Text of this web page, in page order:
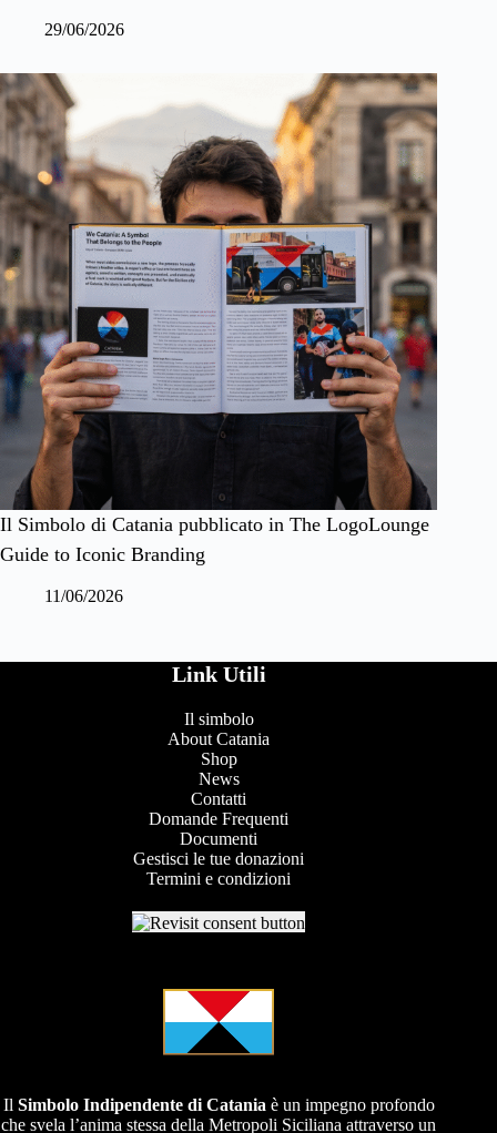
29/06/2026
Il Simbolo di Catania pubblicato in The LogoLounge
Guide to Iconic Branding
11/06/2026
Link Utili
Il simbolo
About Catania
Shop
News
Contatti
Domande Frequenti
Documenti
Gestisci le tue donazioni
Termini e condizioni
Il Simbolo Indipendente di Catania è un impegno profondo
che svela l’anima stessa della Metropoli Siciliana attraverso un